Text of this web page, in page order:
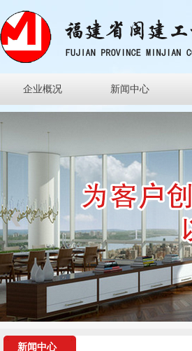
新闻中心
企业概况
null
‹
新闻中心